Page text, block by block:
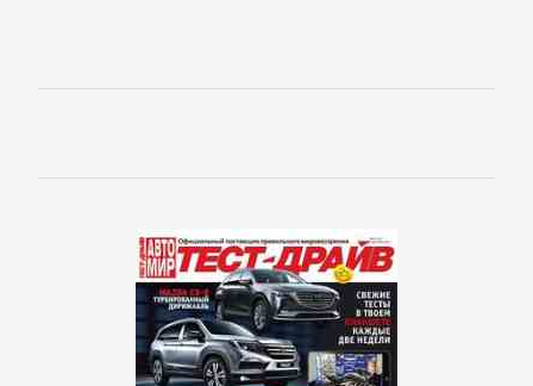
романы
Современные
любовные